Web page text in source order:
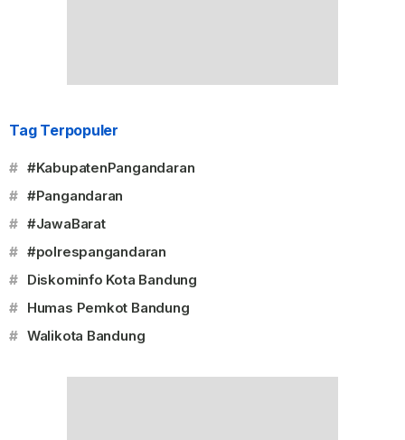
Tag Terpopuler
# #KabupatenPangandaran
# #Pangandaran
# #JawaBarat
# #polrespangandaran
# Diskominfo Kota Bandung
# Humas Pemkot Bandung
# Walikota Bandung